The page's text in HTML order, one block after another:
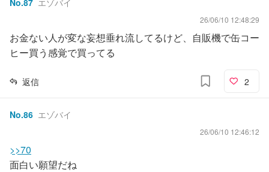
No.87 エゾバイ
26/06/10 12:48:29
お金ない人が変な妄想垂れ流してるけど、自販機で缶コー
ヒー買う感覚で買ってる
返信 2
No.86 エゾバイ
26/06/10 12:46:12
>>70
面白い願望だね